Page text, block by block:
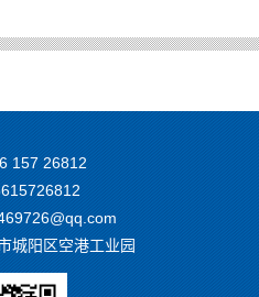
157 26812
城阳区空港工业园